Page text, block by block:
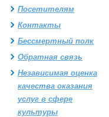
Посетителям
Контакты
Бессмертный полк
Обратная связь
Независимая оценка
качества оказания
услуг в сфере
культуры